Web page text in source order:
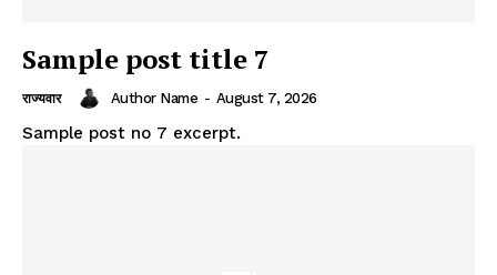
Sample post title 7
राज्यवार Author Name - August 7, 2026
Sample post no 7 excerpt.